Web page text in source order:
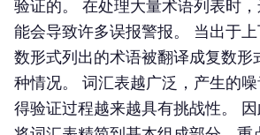
验证的。 在处理大量术语列表时
能会导致许多误报警报。 当出于
数形式列出的术语被翻译成复数形
种情况。 词汇表越广泛，产生的
得验证过程越来越具有挑战性。